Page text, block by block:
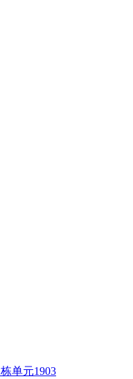
单元1903